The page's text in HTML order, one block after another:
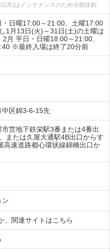
(木)はメンテナンスのため全館休館
・日曜17:00～21:00、土曜17:00
1月13日(火)～31日(土)の土曜は
月 平日・日曜18:00～21:00、
※最終入場は終了20分前
中区錦3-6-15先
市営地下鉄栄駅3番または4番出
または久屋大通駅4B出口からす
高速道路都心環状線錦橋出口か
ン
、関連サイトはこちら